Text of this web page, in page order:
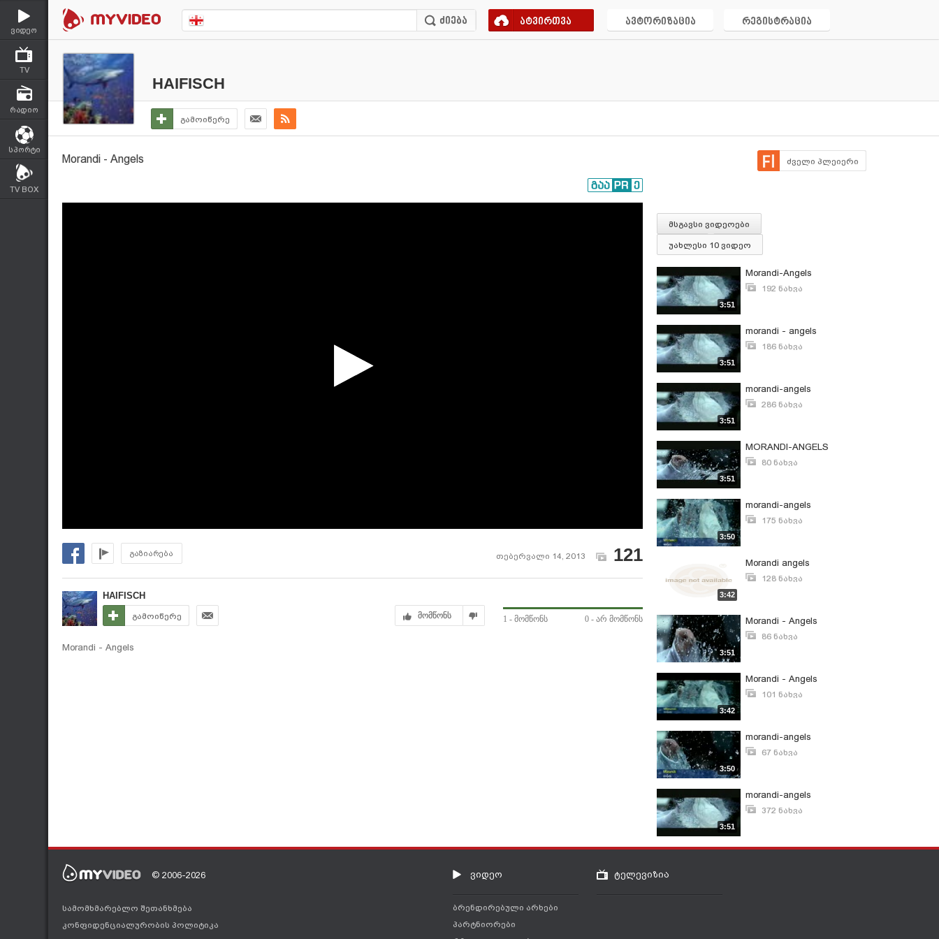
ვიდეო
TV
რადიო
სპორტი
TV BOX
ატვირთვა ავტორიზაცია რეგისტრაცია
HAIFISCH
გამოიწერე
Morandi - Angels ძველი პლეიერი
გაზიარება თებერვალი 14, 2013 121
HAIFISCH
გამოიწერე მომწონს 1 - მომწონს 0 - არ მომწონს
Morandi - Angels
მსგავსი ვიდეოები
უახლესი 10 ვიდეო
3:51
Morandi-Angels
192 ნახვა
3:51
morandi - angels
186 ნახვა
3:51
morandi-angels
286 ნახვა
3:51
MORANDI-ANGELS
80 ნახვა
3:50
morandi-angels
175 ნახვა
3:42
Morandi angels
128 ნახვა
3:51
Morandi - Angels
86 ნახვა
3:42
Morandi - Angels
101 ნახვა
3:50
morandi-angels
67 ნახვა
3:51
morandi-angels
372 ნახვა
© 2006-2026
სამომხმარებლო შეთანხმება
კონფიდენციალურობის პოლიტიკა
ვიდეო
ბრენდირებული არხები
პარტნიორები
ტელევიზია